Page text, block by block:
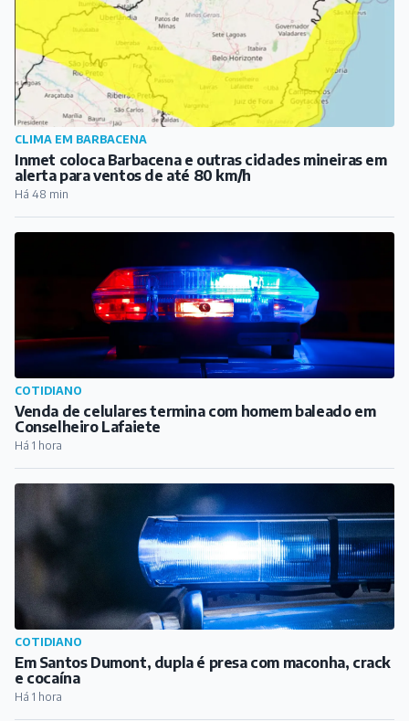
COTIDIANO
Venda de celulares termina com homem baleado em
Conselheiro Lafaiete
Há 1 hora
COTIDIANO
Em Santos Dumont, dupla é presa com maconha, crack
e cocaína
Há 1 hora
COTIDIANO
Duas mulheres presas por tráfico de drogas no bairro
Grogotó, em Barbacena